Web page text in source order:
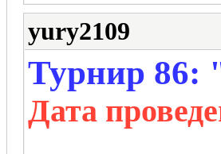
yury2109
Турнир
Дата